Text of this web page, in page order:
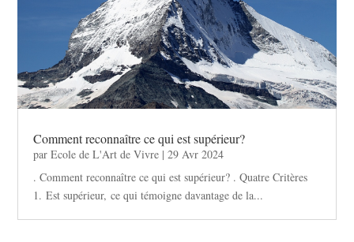
Comment reconnaître ce qui est supérieur?
parEcole de L'Art de Vivre |29 Avr 2024
. Comment reconnaître ce qui est supérieur? . Quatre Critères
1. Est supérieur, ce qui témoigne davantage de la...